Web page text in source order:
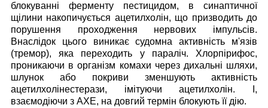
блокуванні ферменту пестицидом, в синаптичної
щілини накопичується ацетилхолін, що призводить до
порушення проходження нервових імпульсів.
Внаслідок цього виникає судомна активність м'язів
(тремор), яка переходить у параліч. Хлорпірифос,
проникаючи в організм комахи через дихальні шляхи,
шлунок або покриви зменшують активність
ацетилхолінестерази, імітуючи ацетилхолін. І,
взаємодіючи з АХЕ, на довгий термін блокують її дію.